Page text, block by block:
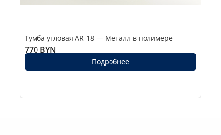
Тумба угловая AR-18 — Металл в полимере
770 BYN
Подробнее